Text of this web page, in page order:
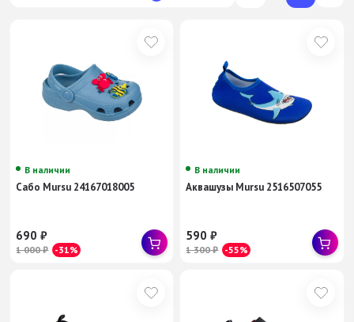
В наличии
Сабо Mursu 24167018005
690₽
1 000₽ -31%
В наличии
Аквашузы Mursu 2516507055
590₽
1 300₽ -55%